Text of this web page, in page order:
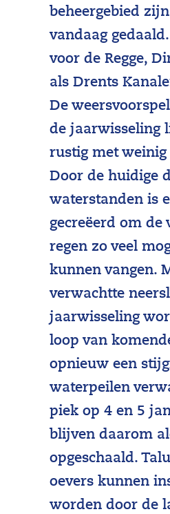
beheergebied
vandaag
voor de Regge,
als Drents
De
de jaarwisseling
rustig met weinig
Door de huidige
waterstanden is
gecreëerd om de
regen zo veel
kunnen vangen.
verwachtte
jaarwisseling
loop van
opnieuw een
waterpeilen
piek op 4 en 5
blijven daarom
opgeschaald.
oevers kunnen
worden door de